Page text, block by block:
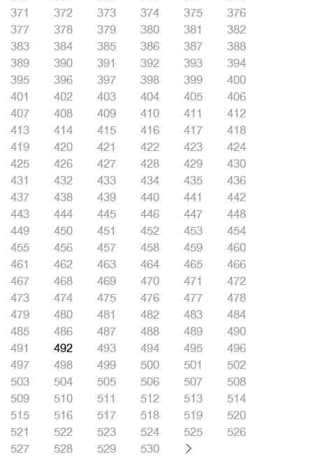
371
372 373 374 375
376
377
378 379 380 381
382
383
384 385 386 387
388
389
390 391 392 393
394
395
396 397 398 399
400
401
402 403 404 405
406
407
408 409 410 411
412
413
414 415 416 417
418
419
420 421 422 423
424
425
426 427 428 429
430
431
432 433 434 435
436
437
438 439 440 441
442
443
444 445 446 447
448
449
450 451 452 453
454
455
456 457 458 459
460
461
462 463 464 465
466
467
468 469 470 471
472
473
474 475 476 477
478
479
480 481 482 483
484
485
486 487 488 489
490
491
492 493 494 495
496
497
498 499 500 501
502
503
504 505 506 507
508
509
510 511 512 513
514
515
516 517 518 519
520
521
522 523 524 525
526
527
528 529 530